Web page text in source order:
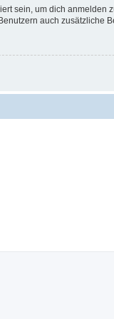
sein, um dich
auch zusätzliche